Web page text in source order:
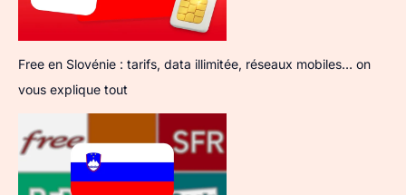
Free en Slovénie : tarifs, data illimitée, réseaux mobiles… on
vous explique tout